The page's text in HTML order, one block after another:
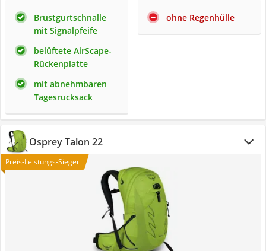
Brustgurtschnalle
mit Signalpfeife
belüftete AirScape-
Rückenplatte
mit abnehmbaren
Tagesrucksack
ohne Regenhülle
Osprey Talon 22
Preis-Leistungs-Sieger